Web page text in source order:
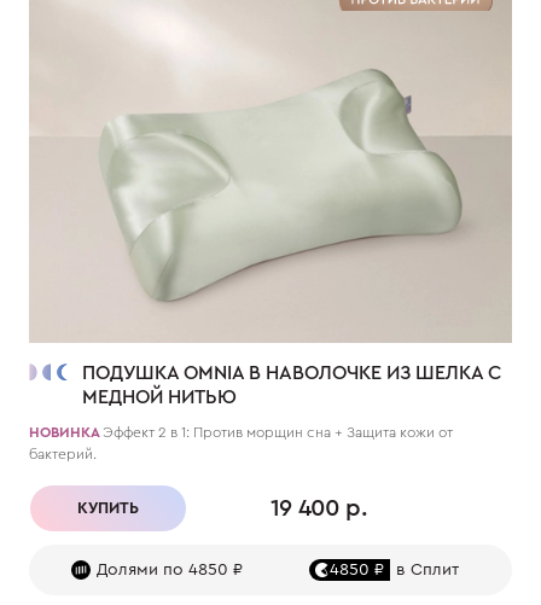
ПОДУШКА OMNIA В НАВОЛОЧКЕ ИЗ ШЕЛКА С
МЕДНОЙ НИТЬЮ
НОВИНКА Эффект 2 в 1: Против морщин сна + Защита кожи от
бактерий.
КУПИТЬ 19 400 р.
Долями по 4850 ₽ 4850 ₽ в Сплит